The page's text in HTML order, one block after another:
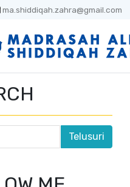
ma.shiddiqah.zahra@gmail.com